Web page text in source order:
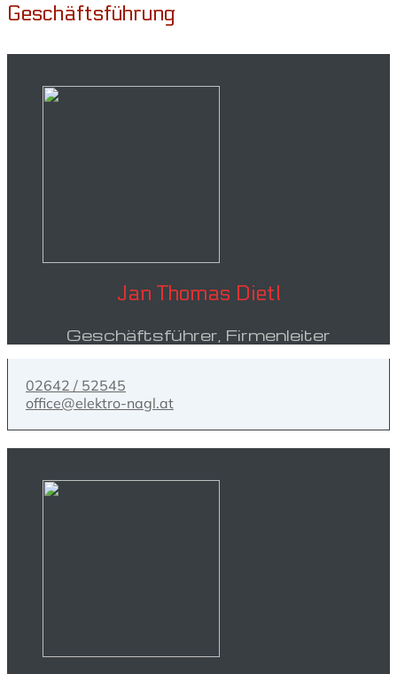
Geschäftsführung
Jan Thomas Dietl
Geschäftsführer, Firmenleiter
02642 / 52545
office@elektro-nagl.at